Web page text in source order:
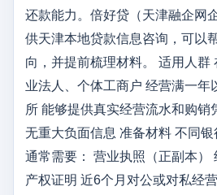
还款能力。倍好贷（天津融企网
供天津本地贷款信息咨询，可以
向，并提前梳理材料。 适用人群
业法人、个体工商户 经营满一年
所 能够提供真实经营流水和购销
无重大负面信息 准备材料 不同
通常需要： 营业执照（正副本）
产权证明 近6个月对公或对私经